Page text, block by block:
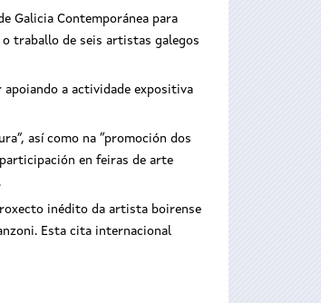
Galicia Contemporánea para
traballo de seis artistas galegos
apoiando a actividade expositiva
así como na “promoción dos
en feiras de arte
inédito da artista boirense
Esta cita internacional